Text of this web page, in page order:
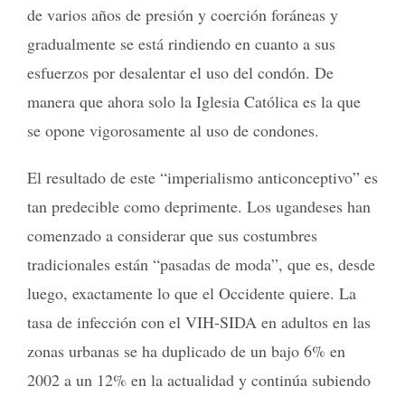
de varios años de presión y coerción foráneas y
gradualmente se está rindiendo en cuanto a sus
esfuerzos por desalentar el uso del condón. De
manera que ahora solo la Iglesia Católica es la que
se opone vigorosamente al uso de condones.
El resultado de este “imperialismo anticonceptivo” es
tan predecible como deprimente. Los ugandeses han
comenzado a considerar que sus costumbres
tradicionales están “pasadas de moda”, que es, desde
luego, exactamente lo que el Occidente quiere. La
tasa de infección con el VIH-SIDA en adultos en las
zonas urbanas se ha duplicado de un bajo 6% en
2002 a un 12% en la actualidad y continúa subiendo